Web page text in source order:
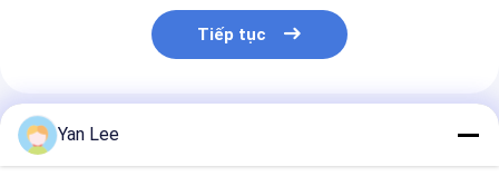
Tiếp tục
Sản Phẩm Khuyến Cáo
Yan Lee